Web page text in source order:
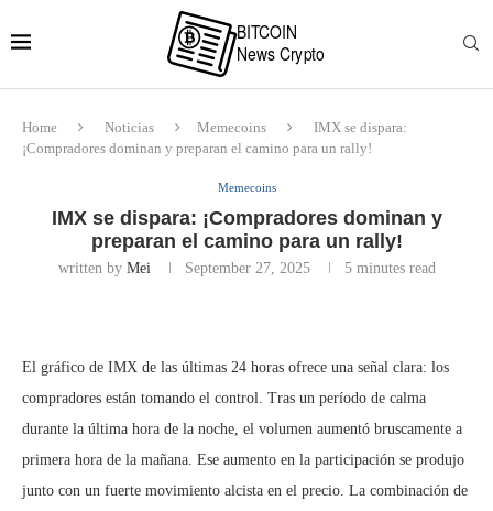
Home Noticias Memecoins
IMX se dispara:
¡Compradores dominan y preparan el camino para un rally!
Memecoins
IMX se dispara: ¡Compradores dominan y
preparan el camino para un rally!
written by Mei September 27, 2025 5 minutes read
El gráfico de IMX de las últimas 24 horas ofrece una señal clara: los
compradores están tomando el control. Tras un período de calma
durante la última hora de la noche, el volumen aumentó bruscamente a
primera hora de la mañana. Ese aumento en la participación se produjo
junto con un fuerte movimiento alcista en el precio. La combinación de